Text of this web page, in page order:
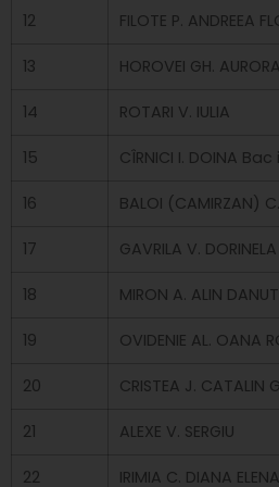
12 FILOTE P. ANDREEA
13 HOROVEI GH. AURORA
14 ROTARI V. IULIA
15 CÎRNICI I. DOINA
16 BALOI (CAMIRZAN)
17 GAVRILA V. DORINELA
18 MIRON A. ALIN DANUT
19 OVIDENIE AL. OANA
20 CRISTEA J. CATALIN
21 ALEXE V. SERGIU
22 IRIMIA C. DIANA ELENA